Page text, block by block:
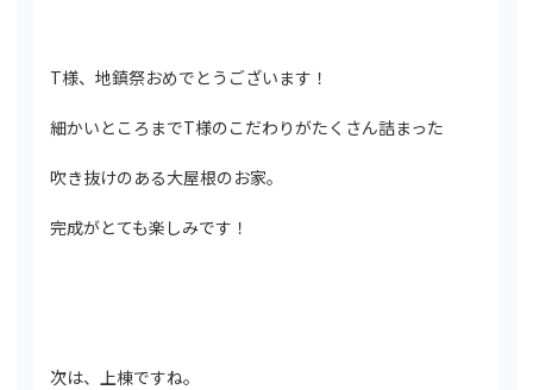
T様、地鎮祭おめでとうございます！
細かいところまでT様のこだわりがたくさん詰まった
吹き抜けのある大屋根のお家。
完成がとても楽しみです！
次は、上棟ですね。